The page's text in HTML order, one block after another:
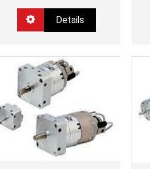
Details